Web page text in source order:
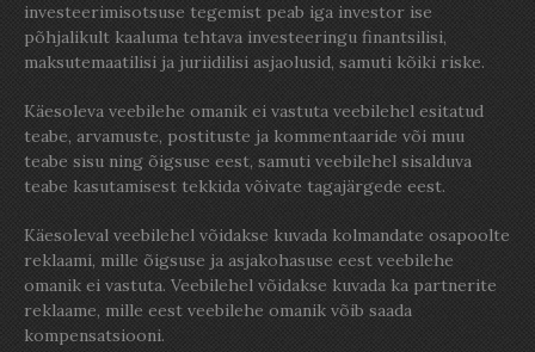
investeerimisotsuse tegemist peab iga investor ise
põhjalikult kaaluma tehtava investeeringu finantsilisi,
maksutemaatilisi ja juriidilisi asjaolusid, samuti kõiki riske.
Käesoleva veebilehe omanik ei vastuta veebilehel esitatud
teabe, arvamuste, postituste ja kommentaaride või muu
teabe sisu ning õigsuse eest, samuti veebilehel sisalduva
teabe kasutamisest tekkida võivate tagajärgede eest.
Käesoleval veebilehel võidakse kuvada kolmandate osapoolte
reklaami, mille õigsuse ja asjakohasuse eest veebilehe
omanik ei vastuta. Veebilehel võidakse kuvada ka partnerite
reklaame, mille eest veebilehe omanik võib saada
kompensatsiooni.